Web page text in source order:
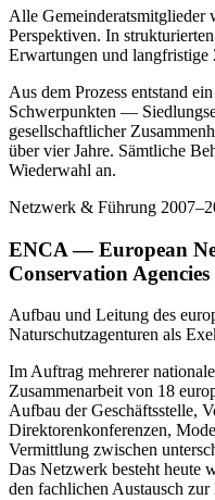
Alle Gemeinderatsmitglieder
Perspektiven. In
Erwartungen und langfristige
Aus dem Prozess entstand
Schwerpunkten —
gesellschaftlicher
über vier Jahre. Sämtliche
Wiederwahl an.
Netzwerk & Führung
ENCA — European
Conservation Agencies
Aufbau und Leitung des
Naturschutzagenturen als
Im Auftrag mehrerer
Zusammenarbeit von 18
Aufbau der Geschäftsstelle,
Direktorenkonferenzen,
Vermittlung zwischen
Das Netzwerk besteht heute
den fachlichen Austausch